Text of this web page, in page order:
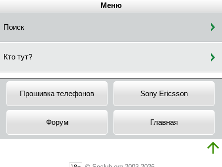
Меню
Поиск
Кто тут?
Прошивка телефонов Sony Ericsson
Форум Главная